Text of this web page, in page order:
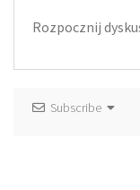
Subscribe